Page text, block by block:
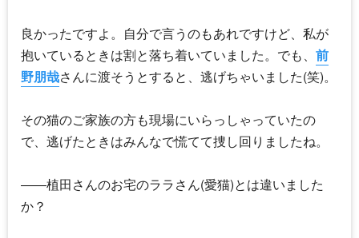
良かったですよ。自分で言うのもあれですけど、私が
抱いているときは割と落ち着いていました。でも、 前
野朋哉さんに渡そうとすると、逃げちゃいました(笑)。
その猫のご家族の方も現場にいらっしゃっていたの
で、逃げたときはみんなで慌てて捜し回りましたね。
――植田さんのお宅のララさん(愛猫)とは違いました
か？